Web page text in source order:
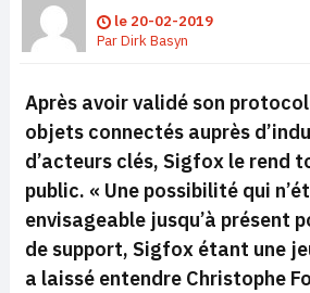
le 20-02-2019
ParDirk Basyn
Après avoir validé son
objets connectés auprès
d’acteurs clés, Sigfox le rend
public. « Une possibilité qui
envisageable jusqu’à présent
de support, Sigfox étant une
a laissé entendre Christophe